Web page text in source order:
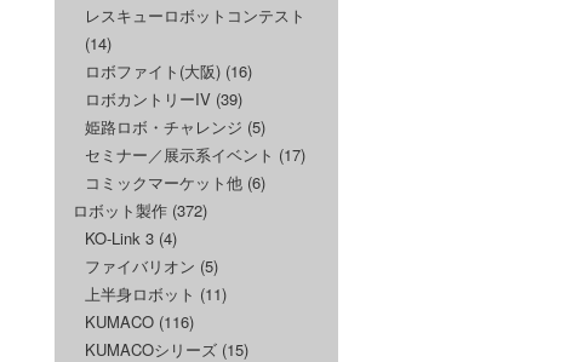
レスキューロボットコンテスト
(14)
ロボファイト(大阪) (16)
ロボカントリーIV (39)
姫路ロボ・チャレンジ (5)
セミナー／展示系イベント (17)
コミックマーケット他 (6)
ロボット製作 (372)
KO-Link 3 (4)
ファイバリオン (5)
上半身ロボット (11)
KUMACO (116)
KUMACOシリーズ (15)